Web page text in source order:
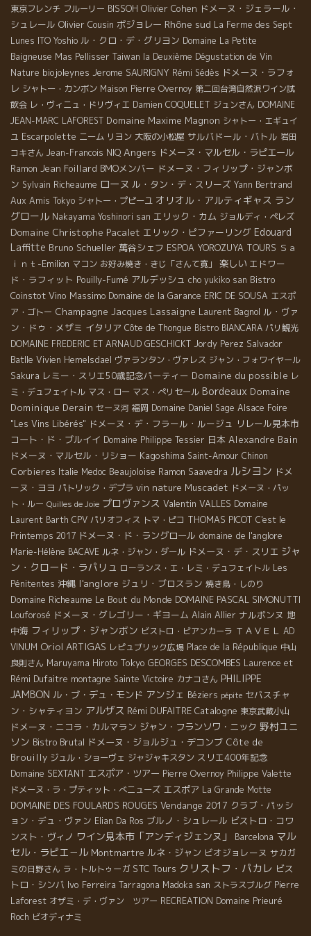
東京フレンチ フルーリー BISSOH Olivier Cohen ドメーヌ・ジェラール・
シュレール Olivier Cousin ボジョレー Rhône sud La Ferme des Sept
Lunes ITO Yoshio ル・クロ・デ・グリヨン Domaine La Petite
Baigneuse Mas Pellisser Taiwan la Deuxième Dégustation de Vin
Nature biojoleynes Jerome SAURIGNY Rémi Sédès ドメーヌ・ラフォ
レ シャトー・カンボン Maison Pierre Overnoy 第二回台湾自然派ワイン試
飲会 レ・ヴィニュ・ドリヴィエ Damien COQUELET ジュンさん DOMAINE
JEAN-MARC LAFOREST Domaine Maxime Magnon シャトー・エギュイ
ユ Escarpolette ニーム リヨン 大阪の小松屋 サルバドール・バトル 岩田
コキさん Jean-Francois NIQ Angers ドメーヌ・マルセル・ラピエール
Ramon Jean Foillard BMOメンバー ドメーヌ・フィリップ・ジャンボ
ン Sylvain Richeaume ローヌ ル・タン・デ・スリーズ Yann Bertrand
Aux Amis Tokyo シャトー・プピーユ オリオル・アルティギャス ラン
グロール Nakayama Yoshinori san エリック・カム ジョルディ・ペレズ
Domaine Christophe Pacalet エリック・ピファーリング Edouard
Laffitte Bruno Schueller 萬谷シェフ ESPOA YOROZUYA TOURS Ｓａ
ｉｎｔ-Emilion マコン お好み焼き・きじ「さんて寛」 楽しい エドワー
ド・ラフィット Pouilly-Fumé アルデッシュ cho yukiko san Bistro
Coinstot Vino Massimo Domaine de la Garance ERIC DE SOUSA エスポ
ア・ゴトー Champagne Jacques Lassaigne Laurent Bagnol ル・ヴァ
ン・ドゥ・メザミ イタリア Côte de Thongue Bistro BIANCARA パリ観光
DOMAINE FREDERIC ET ARNAUD GESCHICKT Jordy Perez Salvador
Batlle Vivien Hemelsdael ヴァランタン・ヴァレス ジャン・フォワイヤール
Sakura レミー・スリエ50歳記念パーティー Domaine du possible レ
ミ・デュフェイトル マス・ロー マス・ぺリセール Bordeaux Domaine
Dominique Derain セーヌ河 福岡 Domaine Daniel Sage Alsace Foire
"Les Vins Libérés" ドメーヌ・デ・フラール・ルージュ リレール見本市
コート・ド・ブルイイ Domaine Philippe Tessier 日本 Alexandre Bain
ドメーヌ・マルセル・リショー Kagoshima Saint-Amour Chinon
Corbieres Italie Medoc Beaujoloise Ramon Saavedra ルシヨン ドメ
ーヌ・ヨヨ パトリック・デプラ vin nature Muscadet ドメーヌ・パッ
ト・ルー Quilles de Joie プロヴァンス Valentin VALLES Domaine
Laurent Barth CPV パリオフィス トマ・ピコ THOMAS PICOT C'est le
Printemps 2017 ドメーヌ・ド・ラングロール domaine de l'anglore
Marie-Hélène BACAVE ルネ・ジャン・ダール ドメーヌ・デ・スリエ ジャ
ン・クロード・ラパリュ ローランス・エ・レミ・デュフェイトル Les
Pénitentes 沖縄 l'anglore ジュリ・ブロスラン 焼き鳥・しのり
Domaine Richeaume Le Bout du Monde DOMAINE PASCAL SIMONUTTI
Louforosé ドメーヌ・グレゴリー・ギヨーム Alain Allier ナルボンヌ 地
中海 フィリップ・ジャンボン ビストロ・ビアンカーラ ＴＡＶＥＬ AD
VINUM Oriol ARTIGAS レピュブリック広場 Place de la République 中山
良則さん Maruyama Hiroto Tokyo GEORGES DESCOMBES Laurence et
Rémi Dufaitre montagne Sainte Victoire カナコさん PHILIPPE
JAMBON ル・ブ・デュ・モンド アンジェ Béziers pépite セバスチャ
ン・シャティヨン アルザス Rémi DUFAITRE Catalogne 東京武蔵小山
ドメーヌ・ニコラ・カルマラン ジャン・フランソワ・ニック 野村ユニ
ソン Bistro Brutal ドメーヌ・ジョルジュ・デコンブ Côte de
Brouilly ジュル・ショーヴェ ジャジャキスタン スリエ400年記念
Domaine SEXTANT エスポア・ツアー Pierre Overnoy Philippe Valette
ドメーヌ・ラ・プティット・べニューズ エスポア La Grande Motte
DOMAINE DES FOULARDS ROUGES Vendange 2017 クラブ・パッシ
ョン・デュ・ヴァン Elian Da Ros ブルノ・シュレール ビストロ・コワ
ンスト・ヴィノ ワイン見本市「アンディジェンヌ」 Barcelona マル
セル・ラピエ－ル Montmartre ルネ・ジャン ビオジョレーヌ サカガ
ミの日野さん ラ・トルトゥーガ STC Tours クリストフ・パカレ ビス
トロ・シンバ Ivo Ferreira Tarragona Madoka san ストラスブルグ Pierre
Laforest オザミ・デ・ヴァン ツアー RECREATION Domaine Prieuré
Roch ビオディナミ